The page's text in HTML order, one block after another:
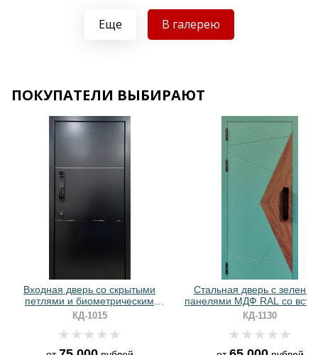
Хочу такую
Хочу такую
Еще В галерею
ПОКУПАТЕЛИ ВЫБИРАЮТ
Входная дверь со скрытыми
петлями и биометрическим
замком (МДФ с молдингами)
КД-1015
Стальная дверь с
панелями МДФ RAL со
ПВХ и биометрическим
КД-1130